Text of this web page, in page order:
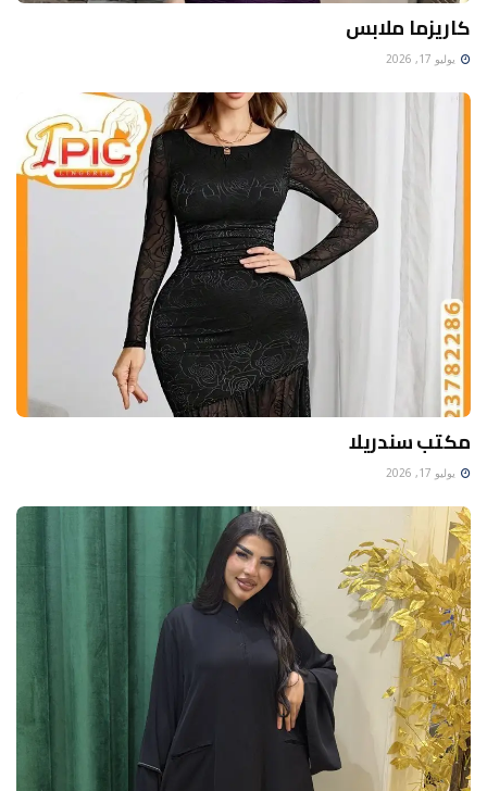
كاريزما ملابس
يوليو 17, 2026
مكتب سندريلا
يوليو 17, 2026